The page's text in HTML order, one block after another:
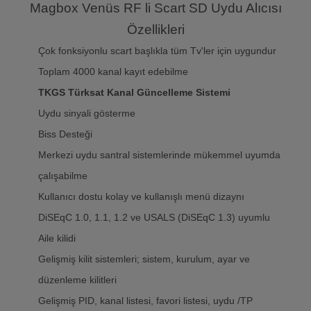
Magbox Venüs RF li Scart SD Uydu Alıcısı
Özellikleri
Çok fonksiyonlu scart başlıkla tüm Tv'ler için uygundur
Toplam 4000 kanal kayıt edebilme
TKGS Türksat Kanal Güncelleme Sistemi
Uydu sinyali gösterme
Biss Desteği
Merkezi uydu santral sistemlerinde mükemmel uyumda
çalışabilme
Kullanıcı dostu kolay ve kullanışlı menü dizaynı
DiSEqC 1.0, 1.1, 1.2 ve USALS (DiSEqC 1.3) uyumlu
Aile kilidi
Gelişmiş kilit sistemleri; sistem, kurulum, ayar ve
düzenleme kilitleri
Gelişmiş PID, kanal listesi, favori listesi, uydu /TP